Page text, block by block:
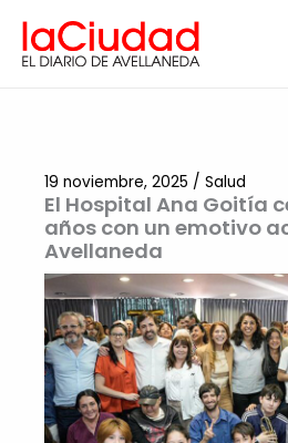
contenido
El Hospital Ana Goitía
años con un emotivo
Avellaneda
19 noviembre, 2025 / Salud